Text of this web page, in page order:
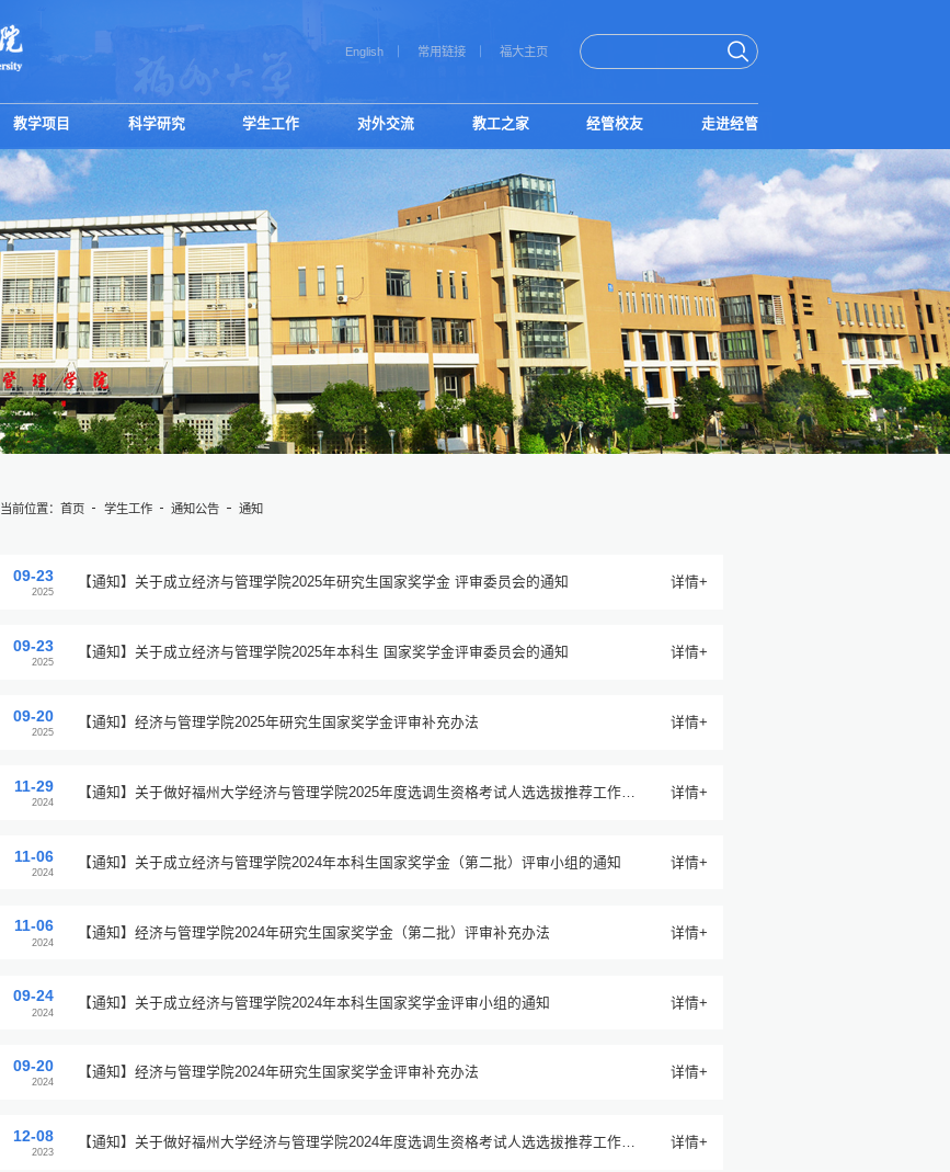
English 常用链接 福大主页
教学项目 科学研究 学生工作 对外交流 教工之家 经管校友 走进经管
当前位置： 首页 学生工作 通知公告 通知
09-23
2025
【通知】关于成立经济与管理学院2025年研究生国家奖学金 评审委员会的通知 详情+
09-23
2025
【通知】关于成立经济与管理学院2025年本科生 国家奖学金评审委员会的通知 详情+
09-20
2025
【通知】经济与管理学院2025年研究生国家奖学金评审补充办法 详情+
11-29
2024
【通知】关于做好福州大学经济与管理学院2025年度选调生资格考试人选选拔推荐工作的 详情+
11-06
2024
【通知】关于成立经济与管理学院2024年本科生国家奖学金（第二批）评审小组的通知 详情+
11-06
2024
【通知】经济与管理学院2024年研究生国家奖学金（第二批）评审补充办法 详情+
09-24
2024
【通知】关于成立经济与管理学院2024年本科生国家奖学金评审小组的通知 详情+
09-20
2024
【通知】经济与管理学院2024年研究生国家奖学金评审补充办法 详情+
12-08
2023
【通知】关于做好福州大学经济与管理学院2024年度选调生资格考试人选选拔推荐工作的 详情+